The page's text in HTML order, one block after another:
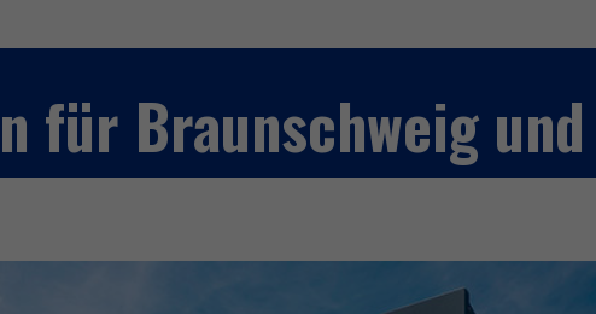
für Braunschweig